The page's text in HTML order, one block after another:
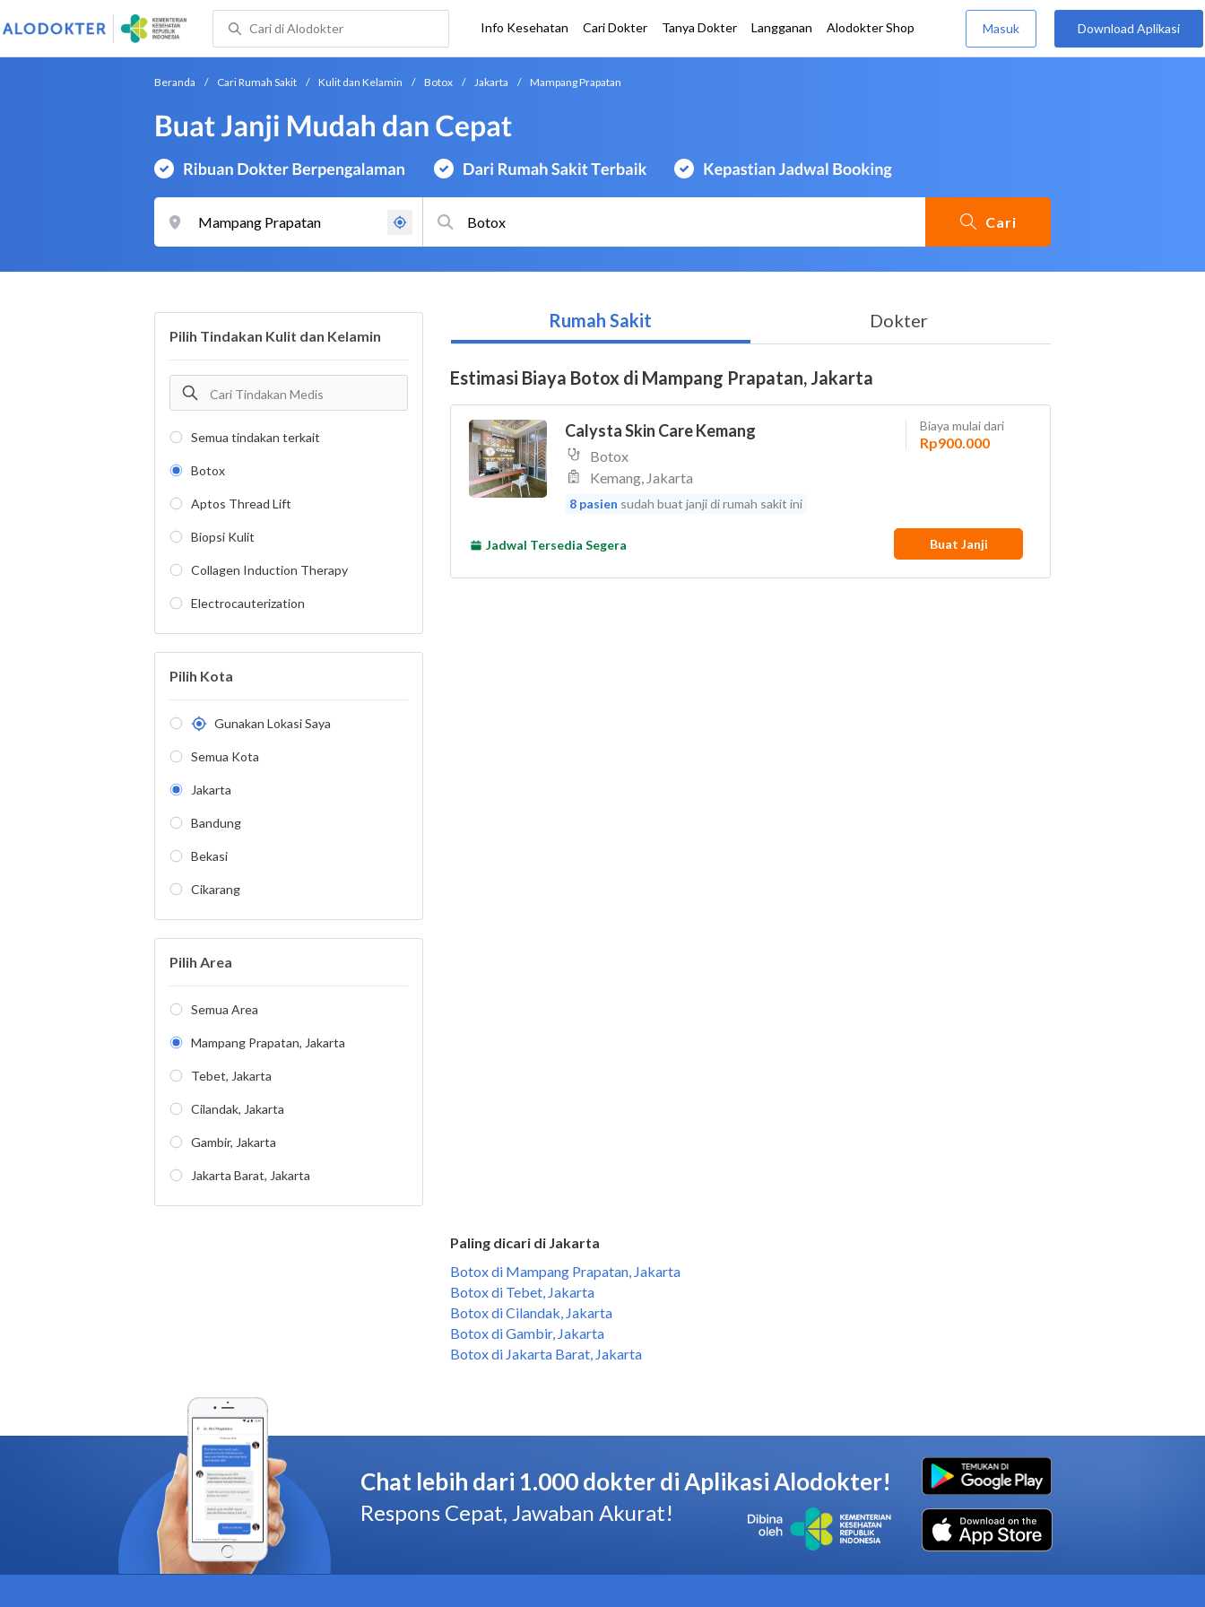
Paling dicari di Jakarta
Botox di Mampang Prapatan, Jakarta
Botox di Tebet, Jakarta
Botox di Cilandak, Jakarta
Botox di Gambir, Jakarta
Botox di Jakarta Barat, Jakarta